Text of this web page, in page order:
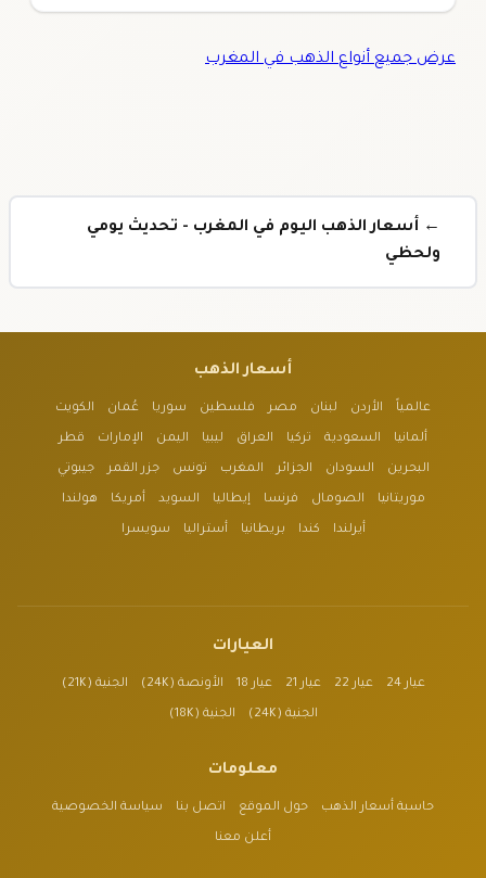
عرض جميع أنواع الذهب في المغرب
← أسعار الذهب اليوم في المغرب - تحديث يومي
ولحظي
أسعار الذهب
عالمياً الأردن لبنان مصر فلسطين سوريا عُمان الكويت
ألمانيا السعودية تركيا العراق ليبيا اليمن الإمارات قطر
البحرين السودان الجزائر المغرب تونس جزر القمر جيبوتي
موريتانيا الصومال فرنسا إيطاليا السويد أمريكا هولندا
أيرلندا كندا بريطانيا أستراليا سويسرا
العيارات
عيار 24 عيار 22 عيار 21 عيار 18 الأونصة (24K) الجنية (21K)
الجنية (24K) الجنية (18K)
معلومات
حاسبة أسعار الذهب حول الموقع اتصل بنا سياسة الخصوصية
أعلن معنا